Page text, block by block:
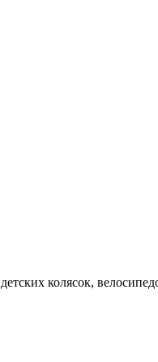
колясок,